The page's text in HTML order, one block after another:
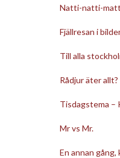
Natti-natti-
Fjällresan i
Till alla
Rådjur äter allt?
Tisdagstema –
Mr vs Mr.
En annan gång,